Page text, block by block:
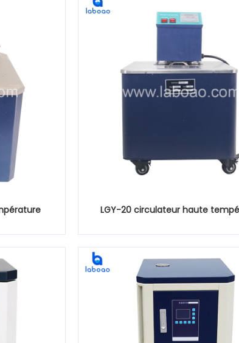
LGY-20 circulateur haute